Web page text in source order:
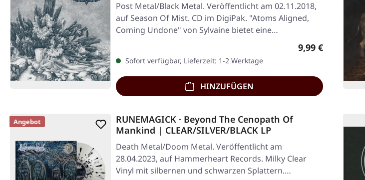
Post Metal/Black Metal. Veröffentlicht am 02.11.2018,
auf Season Of Mist. CD im DigiPak. "Atoms Aligned,
Coming Undone" von Sylvaine bietet eine…
Regulärer Preis:
9,99 €
Sofort verfügbar, Lieferzeit: 1-2 Werktage
HINZUFÜGEN
Angebot
RUNEMAGICK · Beyond The Cenopath Of
Mankind | CLEAR/SILVER/BLACK LP
Death Metal/Doom Metal. Veröffentlicht am
28.04.2023, auf Hammerheart Records. Milky Clear
Vinyl mit silbernen und schwarzen Splattern.